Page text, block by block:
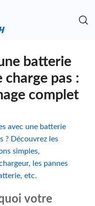
batterie
pas :
complet
avec une batterie
? Découvrez les
simples,
les pannes
etc.
votre